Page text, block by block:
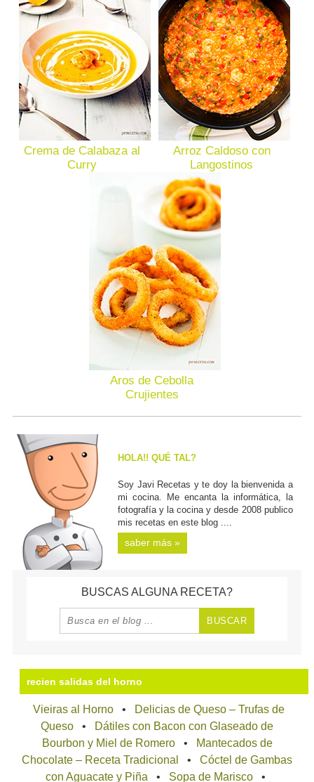
Crema de Calabaza al
Curry
Arroz Caldoso con
Langostinos
Aros de Cebolla
Crujientes
HOLA!! QUÉ TAL?
Soy Javi Recetas y te doy la bienvenida a
mi cocina. Me encanta la informática, la
fotografía y la cocina y desde 2008 publico
mis recetas en este blog ....
saber más »
BUSCAS ALGUNA RECETA?
recien salidas del horno
Vieiras al Horno
Delicias de Queso – Trufas de
Queso
Dátiles con Bacon con Glaseado de
Bourbon y Miel de Romero
Mantecados de
Chocolate – Receta Tradicional
Cóctel de Gambas
con Aguacate y Piña
Sopa de Marisco